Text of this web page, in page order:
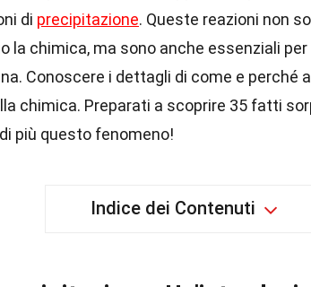
di precipitazione. Queste reazioni non
la chimica, ma sono anche essenziali
Conoscere i dettagli di come e perché
chimica. Preparati a scoprire 35 fatti
più questo fenomeno!
Indice dei Contenuti